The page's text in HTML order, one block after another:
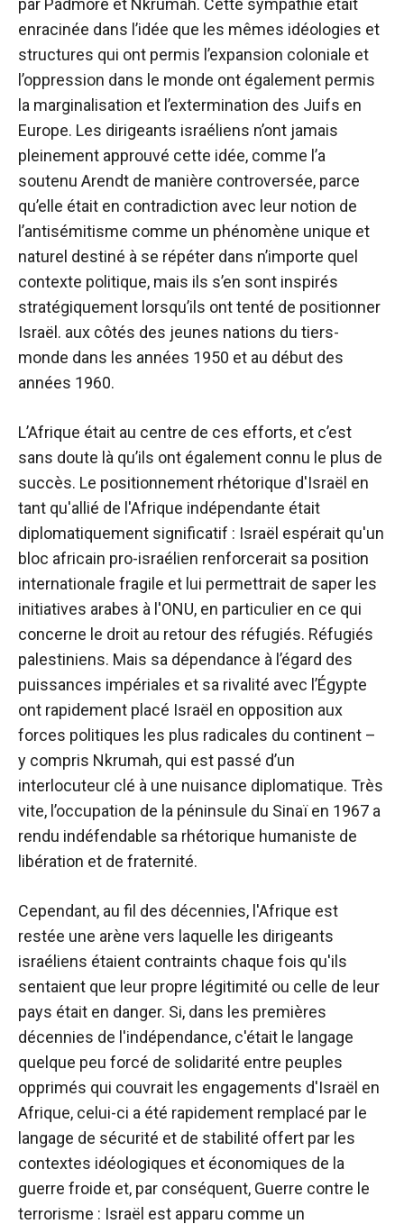
par Padmore et Nkrumah. Cette sympathie était
enracinée dans l’idée que les mêmes idéologies et
structures qui ont permis l’expansion coloniale et
l’oppression dans le monde ont également permis
la marginalisation et l’extermination des Juifs en
Europe. Les dirigeants israéliens n’ont jamais
pleinement approuvé cette idée, comme l’a
soutenu Arendt de manière controversée, parce
qu’elle était en contradiction avec leur notion de
l’antisémitisme comme un phénomène unique et
naturel destiné à se répéter dans n’importe quel
contexte politique, mais ils s’en sont inspirés
stratégiquement lorsqu’ils ont tenté de positionner
Israël. aux côtés des jeunes nations du tiers-
monde dans les années 1950 et au début des
années 1960.
L’Afrique était au centre de ces efforts, et c’est
sans doute là qu’ils ont également connu le plus de
succès. Le positionnement rhétorique d'Israël en
tant qu'allié de l'Afrique indépendante était
diplomatiquement significatif : Israël espérait qu'un
bloc africain pro-israélien renforcerait sa position
internationale fragile et lui permettrait de saper les
initiatives arabes à l'ONU, en particulier en ce qui
concerne le droit au retour des réfugiés. Réfugiés
palestiniens. Mais sa dépendance à l’égard des
puissances impériales et sa rivalité avec l’Égypte
ont rapidement placé Israël en opposition aux
forces politiques les plus radicales du continent – ​​
y compris Nkrumah, qui est passé d’un
interlocuteur clé à une nuisance diplomatique. Très
vite, l’occupation de la péninsule du Sinaï en 1967 a
rendu indéfendable sa rhétorique humaniste de
libération et de fraternité.
Cependant, au fil des décennies, l'Afrique est
restée une arène vers laquelle les dirigeants
israéliens étaient contraints chaque fois qu'ils
sentaient que leur propre légitimité ou celle de leur
pays était en danger. Si, dans les premières
décennies de l'indépendance, c'était le langage
quelque peu forcé de solidarité entre peuples
opprimés qui couvrait les engagements d'Israël en
Afrique, celui-ci a été rapidement remplacé par le
langage de sécurité et de stabilité offert par les
contextes idéologiques et économiques de la
guerre froide et, par conséquent, Guerre contre le
terrorisme : Israël est apparu comme un